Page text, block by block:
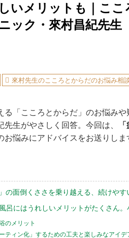
いメリットも｜こ
ック・來村昌紀先生
來村先生のこころとからだのお悩み相
る「こころとからだ」のお悩み
先生がやさしく回答。今回は、
お悩みにアドバイスをお送りしま
の面倒くささを乗り越える、続けや
呂にはうれしいメリットがたくさん。
のメリット
ティン化」するための工夫と楽しみなアイデ